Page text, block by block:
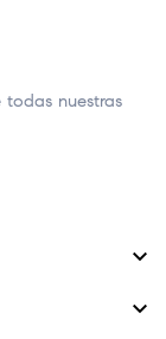
todas nuestras

